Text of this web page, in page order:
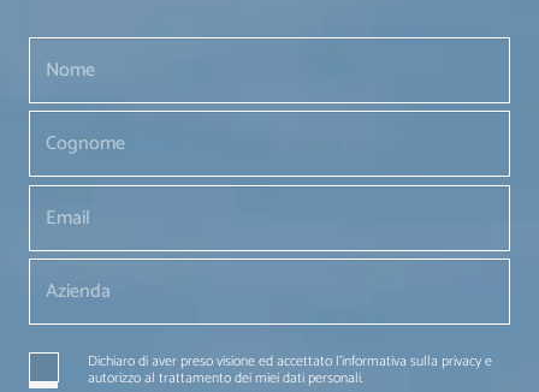
Dichiaro di aver preso visione ed accettato l'informativa sulla privacy e
autorizzo al trattamento dei miei dati personali.